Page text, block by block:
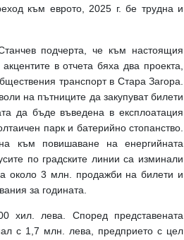
към еврото, 2025 г. бе трудна и
подчерта, че към настоящия
в отчета бяха два проекта,
транспорт в Стара Загора.
на пътниците да закупуват билети
да бъде въведена в експлоатация
парк и батерийно стопанство.
към повишаване на енергийната
по градските линии са изминали
около 3 млн. продажби на билети и
за годината.
хил. лева. Според представената
с 1,7 млн. лева, предприето с цел